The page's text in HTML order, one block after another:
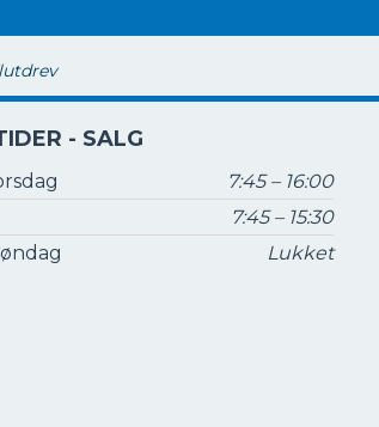
- SALG
7:45 – 16:00
7:45 – 15:30
Lukket